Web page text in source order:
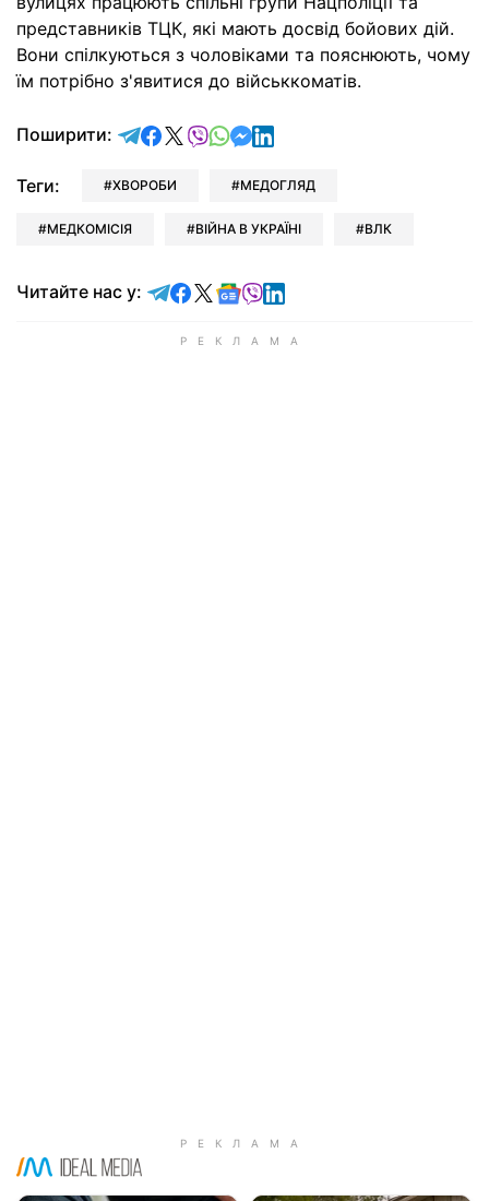
представників ТЦК, які мають досвід бойових дій.
Вони спілкуються з чоловіками та пояснюють, чому
їм потрібно з'явитися до військкоматів.
Поширити: відправити у Telegram
поділитись у Facebook
поділитись у X
відправити у Viber
відправити у Whatsapp
відправити у Messenger
відправити у LinkedIn
Теги: ХВОРОБИ МЕДОГЛЯД
МЕДКОМІСІЯ ВІЙНА В УКРАЇНІ ВЛК
Читайте нас у: Читайте у Telegram
Читайте у Facebook
Читайте у X
Читайте у Google news
Читайте у Viber
Читайте у LinkedIn